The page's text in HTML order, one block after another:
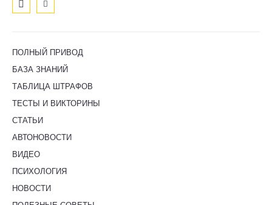
ПОЛНЫЙ ПРИВОД
БАЗА ЗНАНИЙ
ТАБЛИЦА ШТРАФОВ
ТЕСТЫ И ВИКТОРИНЫ
СТАТЬИ
АВТОНОВОСТИ
ВИДЕО
ПСИХОЛОГИЯ
НОВОСТИ